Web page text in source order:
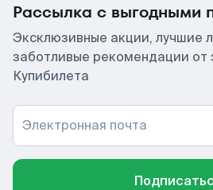
Рассылка с выгодными
Эксклюзивные акции, лучшие
заботливые рекомендации от
Купибилета
Электронная почта